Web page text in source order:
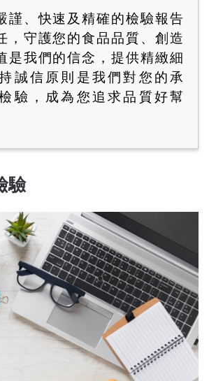
謹、快速及精確的檢驗報告
，守護您的食品品質、創造
是我們的信念，提供精緻細
誠信原則是我們對您的承
驗，成為您追求品質好幫
驗